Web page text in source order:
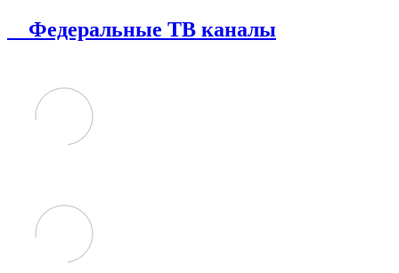
Федеральные ТВ каналы